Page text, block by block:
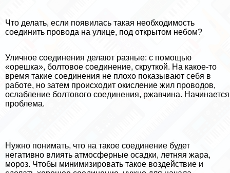
Что делать, если появилась такая необходимость
соединить провода на улице, под открытом небом?
Уличное соединения делают разные: с помощью
«орешка», болтовое соединение, скруткой. На какое-то
время такие соединения не плохо показывают себя в
работе, но затем происходит окисление жил проводов,
ослабление болтового соединения, ржавчина. Начинается
проблема.
Нужно понимать, что на такое соединение будет
негативно влиять атмосферные осадки, летняя жара,
мороз. Чтобы минимизировать такое воздействие и